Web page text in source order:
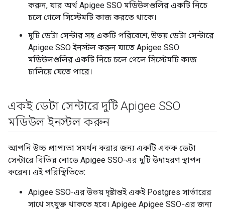
করুন, যার অর্থ Apigee SSO মডিউলগুলির একটি নিচে
চলে গেলে সিস্টেমটি কাজ করতে থাকে।
দুটি ডেটা সেন্টার সহ একটি পরিবেশে, উভয় ডেটা সেন্টারে
Apigee SSO ইনস্টল করুন যাতে Apigee SSO
মডিউলগুলির একটি নিচে চলে গেলে সিস্টেমটি কাজ
চালিয়ে যেতে পারে।
একই ডেটা সেন্টারে দুটি Apigee SSO
মডিউল ইনস্টল করুন
আপনি উচ্চ প্রাপ্যতা সমর্থন করার জন্য একটি একক ডেটা
সেন্টারে বিভিন্ন নোডে Apigee SSO-এর দুটি উদাহরণ স্থাপন
করেন। এই পরিস্থিতিতে:
Apigee SSO-এর উভয় দৃষ্টান্তই একই Postgres সার্ভারের
সাথে সংযুক্ত থাকতে হবে। Apigee Apigee SSO-এর জন্য